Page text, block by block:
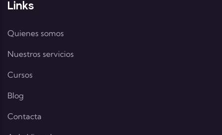
Links
Quienes somos
Nuestros servicios
Cursos
Blog
Contacta